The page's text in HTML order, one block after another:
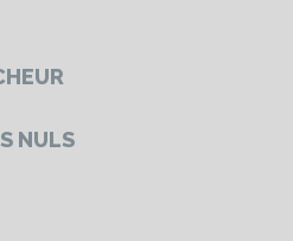
NULS